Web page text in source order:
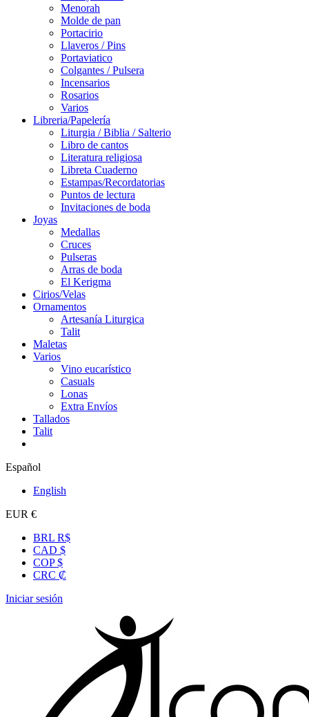
Menorah
Molde de pan
Portacirio
Llaveros / Pins
Portaviatico
Colgantes / Pulsera
Incensarios
Rosarios
Varios
Libreria/Papelería
Liturgia / Biblia / Salterio
Libro de cantos
Literatura religiosa
Libreta Cuaderno
Estampas/Recordatorias
Puntos de lectura
Invitaciones de boda
Joyas
Medallas
Cruces
Pulseras
Arras de boda
El Kerigma
Cirios/Velas
Ornamentos
Artesanía Liturgica
Talit
Maletas
Varios
Vino eucarístico
Casuals
Lonas
Extra Envíos
Tallados
Talit
Español
English
EUR €
BRL R$
CAD $
COP $
CRC ₡
Iniciar sesión